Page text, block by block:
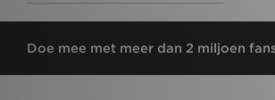
Doe mee met meer dan 2 miljoen